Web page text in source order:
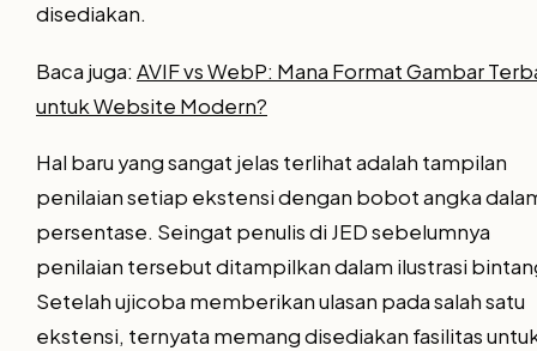
disediakan.
Baca juga: AVIF vs WebP: Mana Format Gambar
untuk Website Modern?
Hal baru yang sangat jelas terlihat adalah tampilan
penilaian setiap ekstensi dengan bobot angka
persentase. Seingat penulis di JED sebelumnya
penilaian tersebut ditampilkan dalam ilustrasi
Setelah ujicoba memberikan ulasan pada salah satu
ekstensi, ternyata memang disediakan fasilitas